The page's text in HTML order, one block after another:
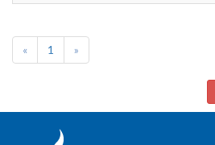
« 1 »